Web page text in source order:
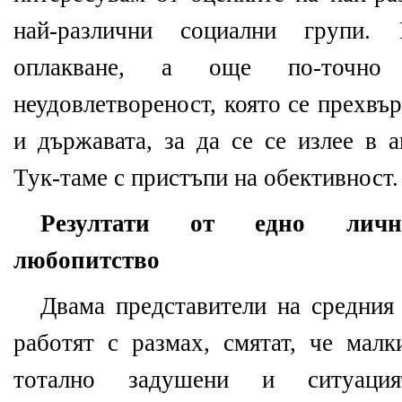
най-различни социални групи.
оплакване, а още по-
неудовлетвореност, която се
и държавата, за да се се излее в
Тук-таме с пристъпи на обективност.
Резултати от едно лично
любопитство
Двама представители на
работят с размах, смятат, че
тотално задушени и